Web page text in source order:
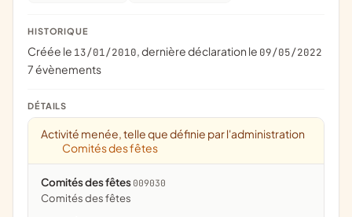
HISTORIQUE
Créée le 13/01/2010, dernière déclaration le 09/05/2022
7 évènements
DÉTAILS
Activité menée, telle que définie par l'administration
Comités des fêtes
Comités des fêtes 009030
comités des fêtes